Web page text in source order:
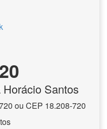
Horácio Santos
ou CEP 18.208-720